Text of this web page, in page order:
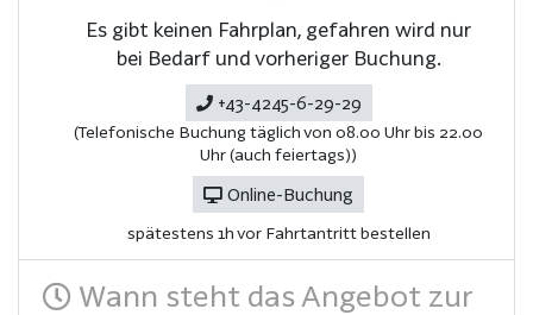
Es gibt keinen Fahrplan, gefahren wird nur
bei Bedarf und vorheriger Buchung.
+43-4245-6-29-29
(Telefonische Buchung täglich von 08.00 Uhr bis 22.00
Uhr (auch feiertags))
Online-Buchung
spätestens 1h vor Fahrtantritt bestellen
Wann steht das Angebot zur